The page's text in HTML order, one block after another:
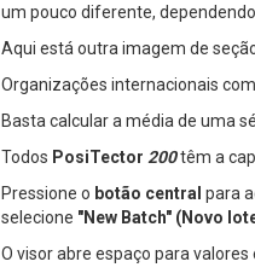
um pouco diferente,
Aqui está outra imagem de
Organizações internacionais
Basta calcular a média de uma
Todos PosiTector 200têm a
Pressione o botão central para
selecione "New Batch" (Novo
O visor abre espaço para